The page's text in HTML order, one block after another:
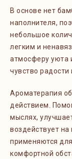
В основе нет
наполнителя,
небольшое
легким и
атмосферу уюта
чувство радости
Ароматерапия
действием.
мыслях,
воздействует
применяются
комфортной